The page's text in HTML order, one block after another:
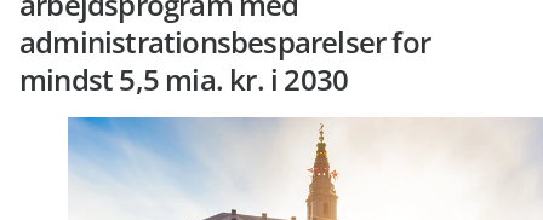
administrationsbesparelser for
mindst 5,5 mia. kr. i 2030